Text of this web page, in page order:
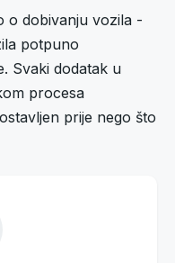
o dobivanju vozila -
potpuno
Svaki dodatak u
procesa
prije nego što